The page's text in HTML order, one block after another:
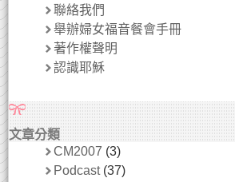
聯絡我們
舉辦婦女福音餐會手冊
著作權聲明
認識耶穌
文章分類
CM2007 (3)
Podcast(37)